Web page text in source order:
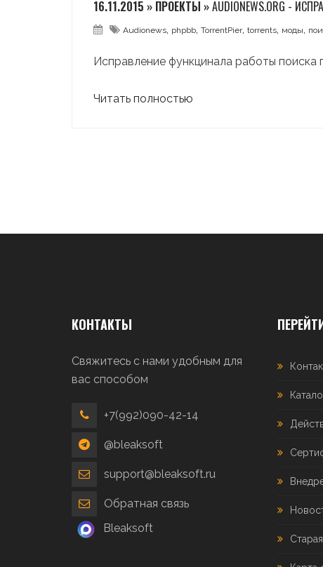
16.11.2015 » ПРОЕКТЫ »AUDIONEWS.ORG -
Audionews, phpbb, TorrentPier, torrents, моды,
Исправление функцинала работы
Читать полностью
КОНТАКТЫ
Свяжитесь с нами удобным для
вас способом
+7(992)090-42-14
@bleaksoft
support@bleaksoft.ru
Обратная связь
Bleaksoft